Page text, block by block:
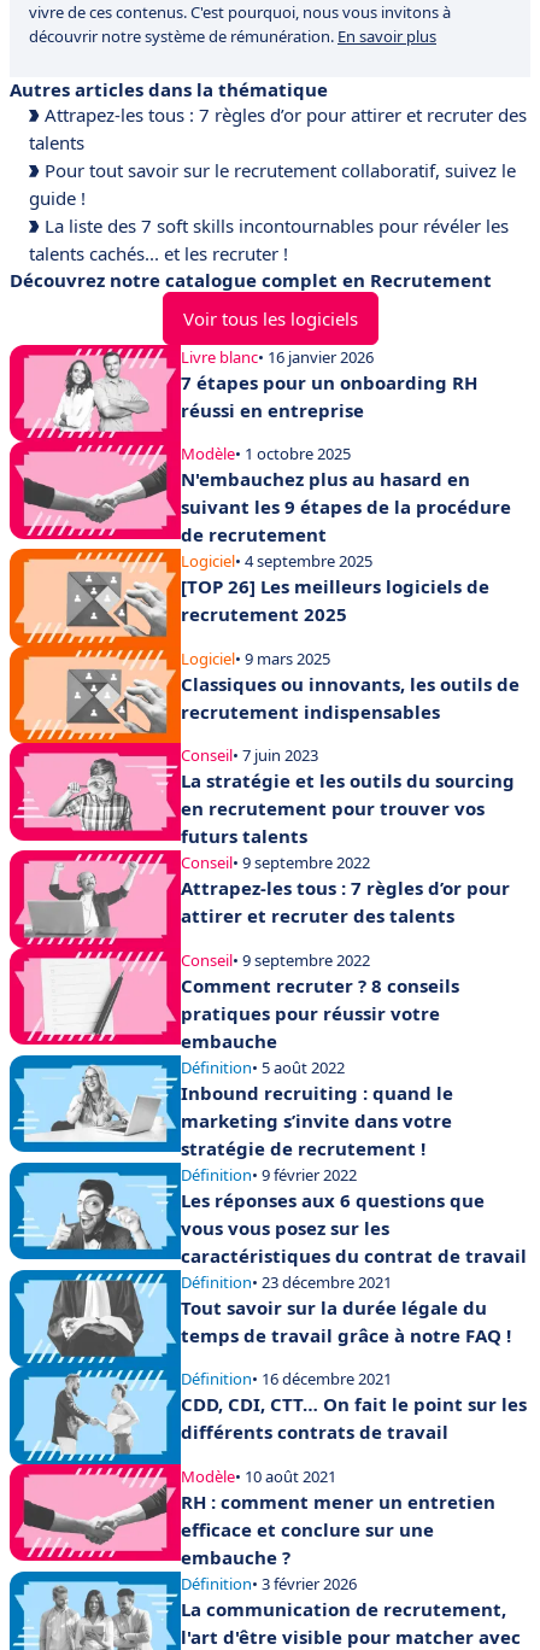
vivre de ces contenus. C'est pourquoi, nous vous invitons à
découvrir notre système de rémunération. En savoir plus
Autres articles dans la thématique
Attrapez-les tous : 7 règles d’or pour attirer et recruter des
talents
Pour tout savoir sur le recrutement collaboratif, suivez le
guide !
La liste des 7 soft skills incontournables pour révéler les
talents cachés... et les recruter !
Découvrez notre catalogue complet en Recrutement
Voir tous les logiciels
Livre blanc• 16 janvier 2026
7 étapes pour un onboarding RH
réussi en entreprise
Modèle• 1 octobre 2025
N'embauchez plus au hasard en
suivant les 9 étapes de la procédure
de recrutement
Logiciel• 4 septembre 2025
[TOP 26] Les meilleurs logiciels de
recrutement 2025
Logiciel• 9 mars 2025
Classiques ou innovants, les outils de
recrutement indispensables
Conseil• 7 juin 2023
La stratégie et les outils du sourcing
en recrutement pour trouver vos
futurs talents
Conseil• 9 septembre 2022
Attrapez-les tous : 7 règles d’or pour
attirer et recruter des talents
Conseil• 9 septembre 2022
Comment recruter ? 8 conseils
pratiques pour réussir votre
embauche
Définition• 5 août 2022
Inbound recruiting : quand le
marketing s’invite dans votre
stratégie de recrutement !
Définition• 9 février 2022
Les réponses aux 6 questions que
vous vous posez sur les
caractéristiques du contrat de travail
Définition• 23 décembre 2021
Tout savoir sur la durée légale du
temps de travail grâce à notre FAQ !
Définition• 16 décembre 2021
CDD, CDI, CTT… On fait le point sur les
différents contrats de travail
Modèle• 10 août 2021
RH : comment mener un entretien
efficace et conclure sur une
embauche ?
Définition• 3 février 2026
La communication de recrutement,
l'art d'être visible pour matcher avec